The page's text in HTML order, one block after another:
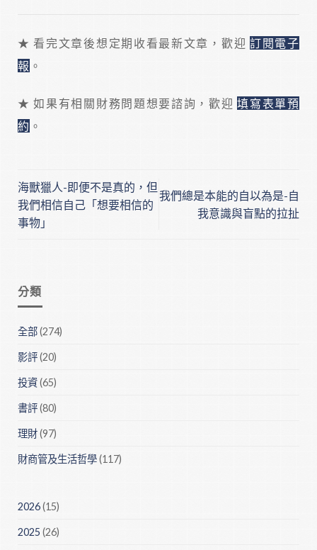
★ 看完文章後想定期收看最新文章，歡迎 訂閱電子
報 。
★ 如果有相關財務問題想要諮詢，歡迎填寫表單預
約 。
海獸獵人-即便不是真的，但
我們相信自己「想要相信的
事物」
我們總是本能的自以為是-自
我意識與盲點的拉扯
分類
全部(274)
影評(20)
投資(65)
書評(80)
理財(97)
財商管及生活哲學(117)
2026(15)
2025 (26)